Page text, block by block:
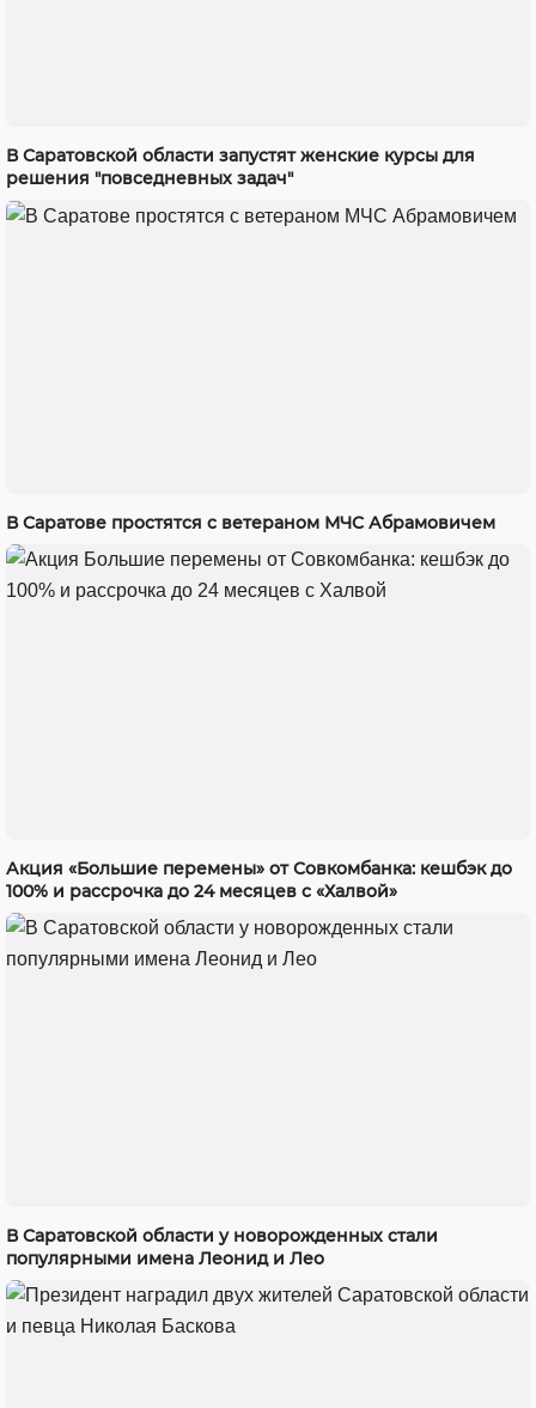
В Саратовской области запустят женские курсы для
решения "повседневных задач"
В Саратове простятся с ветераном МЧС Абрамовичем
Акция «Большие перемены» от Совкомбанка: кешбэк до
100% и рассрочка до 24 месяцев с «Халвой»
В Саратовской области у новорожденных стали
популярными имена Леонид и Лео